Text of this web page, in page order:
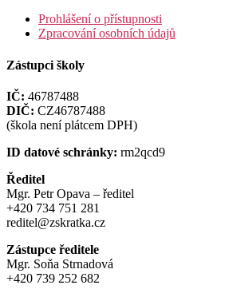
Prohlášení o přístupnosti
Zpracování osobních údajů
Zástupci školy
IČ: 46787488
DIČ: CZ46787488
(škola není plátcem DPH)
ID datové schránky: rm2qcd9
Ředitel
Mgr. Petr Opava – ředitel
+420 734 751 281
reditel@zskratka.cz
Zástupce ředitele
Mgr. Soňa Strnadová
+420 739 252 682